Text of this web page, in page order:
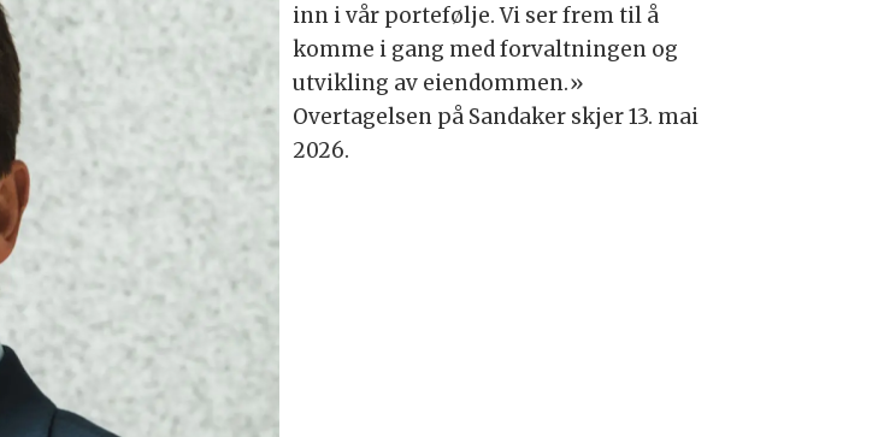
inn i vår portefølje. Vi ser frem til å
komme i gang med forvaltningen og
utvikling av eiendommen.»
Overtagelsen på Sandaker skjer 13. mai
2026.